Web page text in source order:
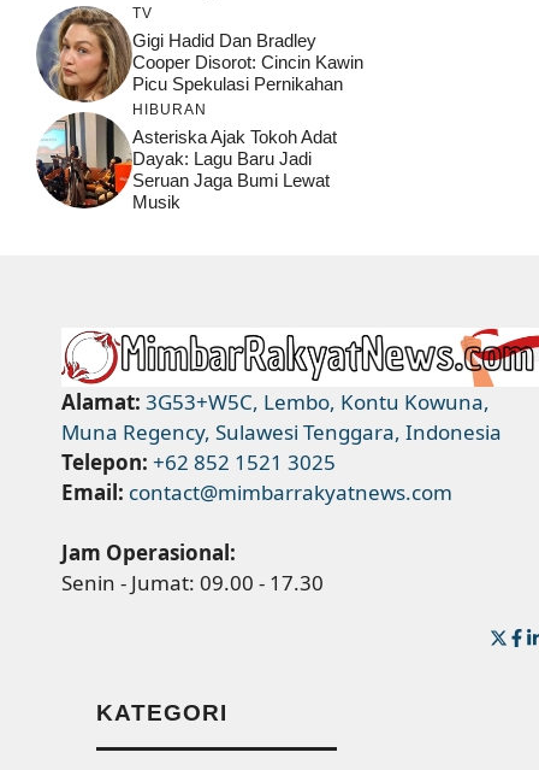
TV
Gigi Hadid Dan Bradley
Cooper Disorot: Cincin Kawin
Picu Spekulasi Pernikahan
HIBURAN
Asteriska Ajak Tokoh Adat
Dayak: Lagu Baru Jadi
Seruan Jaga Bumi Lewat
Musik
Alamat: 3G53+W5C, Lembo, Kontu Kowuna,
Muna Regency, Sulawesi Tenggara, Indonesia
Telepon: +62 852 1521 3025
Email: contact@mimbarrakyatnews.com
Jam Operasional:
Senin - Jumat: 09.00 - 17.30
KATEGORI